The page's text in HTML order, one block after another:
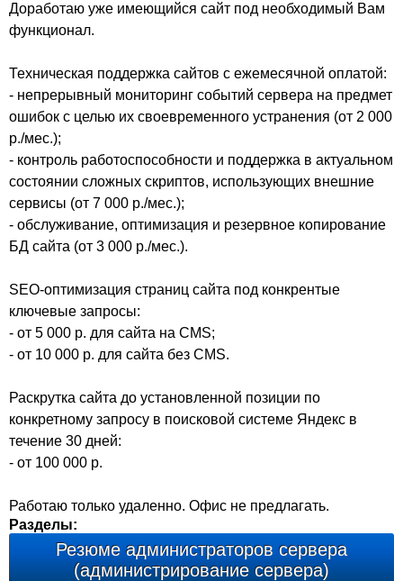
Доработаю уже имеющийся сайт под необходимый Вам
функционал.
Техническая поддержка сайтов с ежемесячной оплатой:
- непрерывный мониторинг событий сервера на предмет
ошибок с целью их своевременного устранения (от 2 000
р./мес.);
- контроль работоспособности и поддержка в актуальном
состоянии сложных скриптов, использующих внешние
сервисы (от 7 000 р./мес.);
- обслуживание, оптимизация и резервное копирование
БД сайта (от 3 000 р./мес.).
SEO-оптимизация страниц сайта под конкрентые
ключевые запросы:
- от 5 000 р. для сайта на CMS;
- от 10 000 р. для сайта без CMS.
Раскрутка сайта до установленной позиции по
конкретному запросу в поисковой системе Яндекс в
течение 30 дней:
- от 100 000 р.
Работаю только удаленно. Офис не предлагать.
Разделы:
Резюме администраторов сервера
(администрирование сервера)